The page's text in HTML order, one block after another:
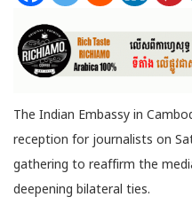
The Indian Embassy in
reception for journalists on
gathering to reaffirm the
deepening bilateral ties.